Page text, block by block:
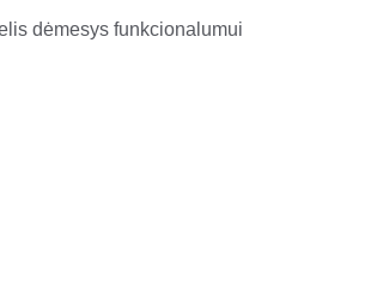
dėmesys funkcionalumui